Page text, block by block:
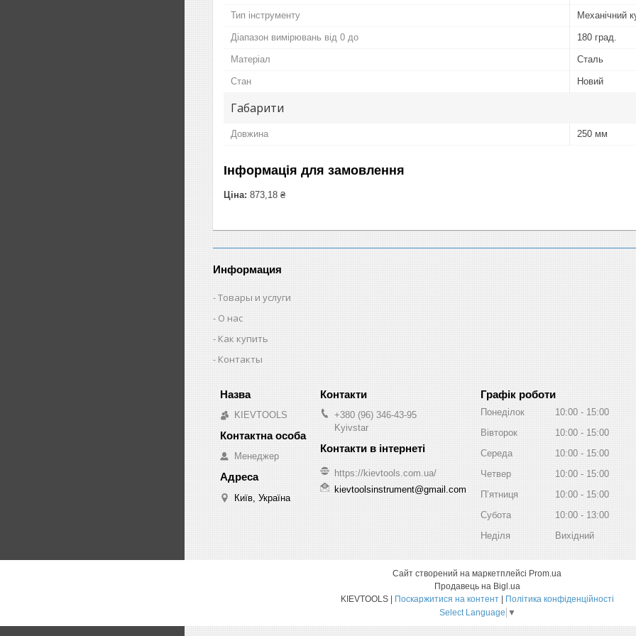
Тип інструменту Механічний
Діапазон вимірювань від 0 до 180 град.
Матеріал Сталь
Стан Новий
Габарити
Довжина 250 мм
Інформація для замовлення
Ціна: 873,18 ₴
Информация
Товары и услуги
О нас
Как купить
Контакты
KIEVTOOLS
Менеджер
Київ, Україна
+380 (96) 346-43-95
Kyivstar
https://kievtools.com.ua/
kievtoolsinstrument@gmail.com
Графік роботи
Понеділок 10:00
15:00
Вівторок
10:00
15:00
Середа
10:00
15:00
Четвер
10:00
15:00
Пʼятниця
10:00
15:00
Субота
10:00
13:00
Неділя
Вихідний
Сайт створений на маркетплейсі Prom.ua
Продавець на Bigl.ua
Поскаржитися на контент
Політика конфіденційності
Select Language ▼